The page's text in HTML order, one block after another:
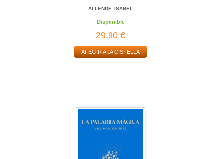
ALLENDE, ISABEL
Disponible
29,90 €
AFEGIR A LA CISTELLA